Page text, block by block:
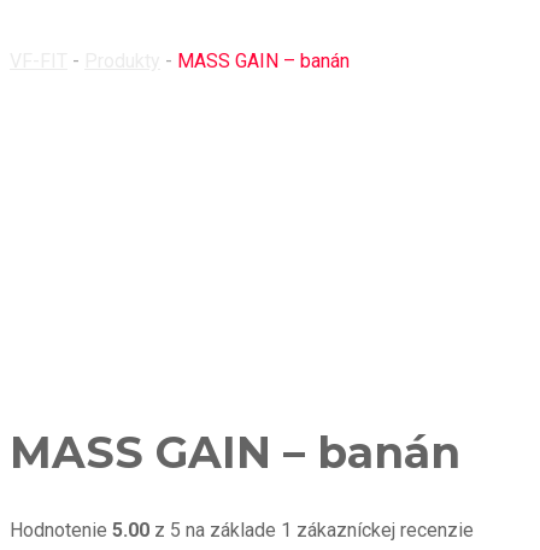
- - MASS GAIN – banán
MASS GAIN – banán
Hodnotenie 5.00 z 5 na základe 1 zákazníckej recenzie